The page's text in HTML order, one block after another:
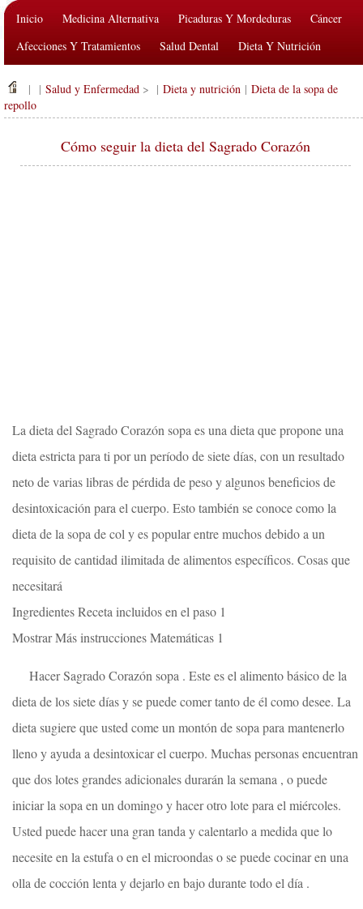
Inicio Medicina Alternativa Picaduras Y Mordeduras
Cáncer
Afecciones Y Tratamientos
Salud Dental
Dieta Y Nutrición
Salud Pública Y Seguridad
Cirugías Y Procedimientos Salud
| | Salud y Enfermedad > | Dieta y nutrición | Dieta de la sopa de
repollo
Cómo seguir la dieta del Sagrado Corazón
La dieta del Sagrado Corazón sopa es una dieta que propone una
dieta estricta para ti por un período de siete días, con un resultado
neto de varias libras de pérdida de peso y algunos beneficios de
desintoxicación para el cuerpo. Esto también se conoce como la
dieta de la sopa de col y es popular entre muchos debido a un
requisito de cantidad ilimitada de alimentos específicos. Cosas que
necesitará
Ingredientes Receta incluidos en el paso 1
Mostrar Más instrucciones Matemáticas 1
Hacer Sagrado Corazón sopa . Este es el alimento básico de la
dieta de los siete días y se puede comer tanto de él como desee. La
dieta sugiere que usted come un montón de sopa para mantenerlo
lleno y ayuda a desintoxicar el cuerpo. Muchas personas encuentran
que dos lotes grandes adicionales durarán la semana , o puede
iniciar la sopa en un domingo y hacer otro lote para el miércoles.
Usted puede hacer una gran tanda y calentarlo a medida que lo
necesite en la estufa o en el microondas o se puede cocinar en una
olla de cocción lenta y dejarlo en bajo durante todo el día .